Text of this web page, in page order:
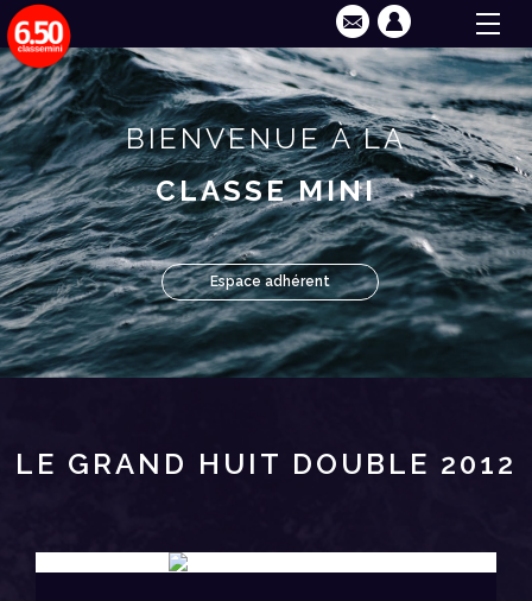
BIENVENUE À LA
CLASSE MINI
Espace adhérent
LE GRAND HUIT DOUBLE 2012